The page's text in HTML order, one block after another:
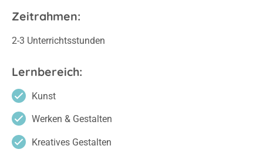
2-3 Unterrichtsstunden
Kunst
Werken & Gestalten
Kreatives Gestalten